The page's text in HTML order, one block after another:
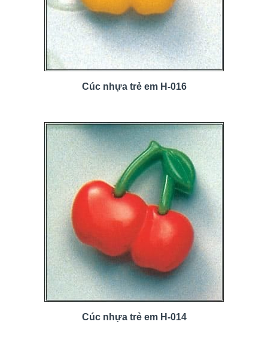
Cúc nhựa trẻ em H-016
Cúc nhựa trẻ em H-014